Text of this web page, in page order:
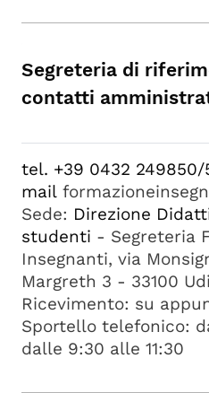
Segreteria di
contatti
tel. +39 0432 249850/
mail
Sede: Direzione
studenti - Segreteria
Insegnanti, via
Margreth 3 - 33100
Ricevimento: su
Sportello telefonico:
dalle 9:30 alle 11:30